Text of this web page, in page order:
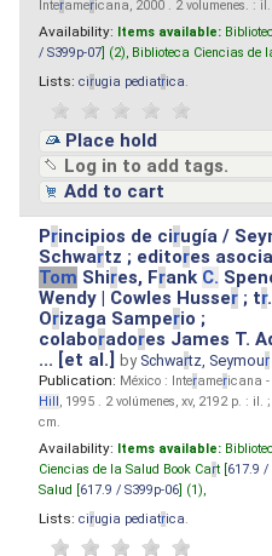
Interamericana, 2000 . 2 volumenes. :
Availability: Items available:
/ S399p-07 ] (2), Biblioteca Ciencias de
Lists: cirugia pediatrica
Place hold
Log in to add tags.
Add to cart
Principios de cirugía /
Schwartz ; editores
Tom Shires, Frank C.
Wendy | Cowles Husser ; tr
Orizaga Samperio ;
colaboradores James T.
... [et al.]by Schwartz, Seymour
Publication: México : Interamericana -
Hill, 1995 . 2 volúmenes, xv, 2192 p. : il.
cm.
Availability: Items available:
Ciencias de la Salud Book Cart [ 617.9 /
Salud [ 617.9 / S399p-06 ] (1),
Lists: cirugia pediatrica